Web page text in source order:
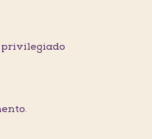
privilegiado